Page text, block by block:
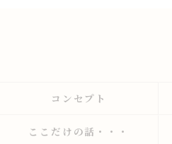
コンセプト
ここだけの話・・・